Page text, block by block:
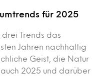
für 2025
Trends das
Jahren nachhaltig
Geist, die Natur
2025 und darüber